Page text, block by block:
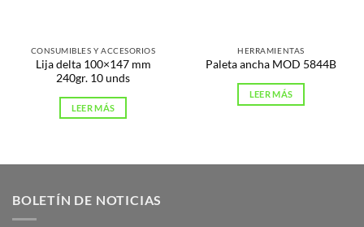
CONSUMIBLES Y ACCESORIOS
Lija delta 100×147 mm
240gr. 10 unds
LEER MÁS
HERRAMIENTAS
Paleta ancha MOD 5844B
LEER MÁS
BOLETÍN DE NOTICIAS